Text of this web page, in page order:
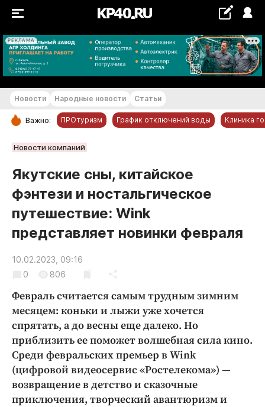
РЕКЛАМА
+29...+30 °С
РУБРИКИ
Новости компаний
Статьи
Народные новости
Авто и транспорт
Благоустройство
Криминал
Недвижимость и ЖКХ
Образование
Общество
Погода
Праздники
Происшествия
Новости Народные новости Статьи
Важно: ПРОтуризм График отключений воды Клиника
Новости компаний
Якутские сны, китайское
фэнтези и ностальгическое
путешествие: Wink
представляет новинки февраля
10.02.2023, 09:16
0
806
Февраль считается самым трудным зимним
месяцем: коньки и лыжи уже хочется
спрятать, а до весны еще далеко. Но
приблизить ее поможет волшебная сила кино.
Среди февральских премьер в Wink
(цифровой видеосервис «Ростелекома») —
возвращение в детство и сказочные
приключения, творческий авантюризм и